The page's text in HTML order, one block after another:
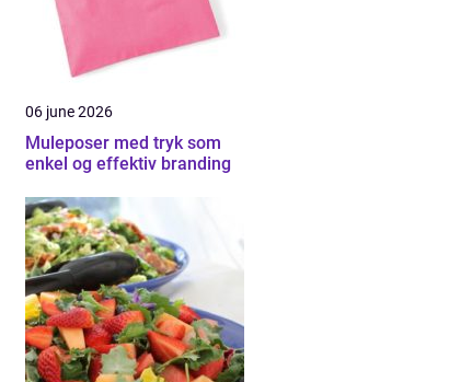
06 june 2026
Muleposer med tryk som
enkel og effektiv branding